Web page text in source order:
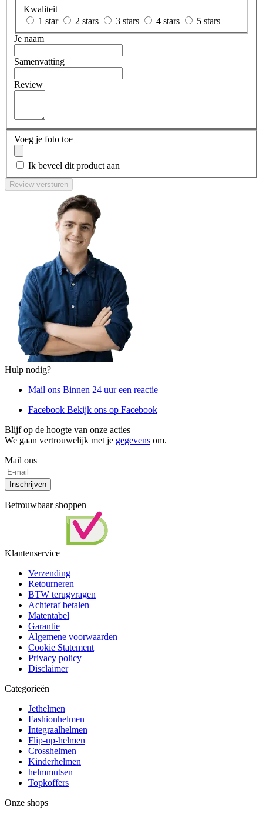
Kwaliteit
1 star
2 stars 3 stars 4 stars
5 stars
Je naam
Samenvatting
Review
Voeg je foto toe
Ik beveel dit product aan
Review versturen
Hulp nodig?
Mail ons Binnen 24 uur een reactie
Facebook Bekijk ons op Facebook
Blijf op de hoogte van onze acties
We gaan vertrouwelijk met je gegevens om.
Mail ons
Inschrijven
Betrouwbaar shoppen
Klantenservice
Verzending
Retourneren
BTW terugvragen
Achteraf betalen
Matentabel
Garantie
Algemene voorwaarden
Cookie Statement
Privacy policy
Disclaimer
Categorieën
Jethelmen
Fashionhelmen
Integraalhelmen
Flip-up-helmen
Crosshelmen
Kinderhelmen
helmmutsen
Topkoffers
Onze shops